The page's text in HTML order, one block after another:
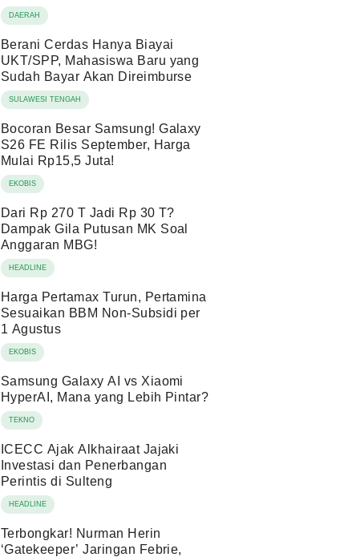
Bawah Umur
DAERAH
Berani Cerdas Hanya Biayai
UKT/SPP, Mahasiswa Baru yang
Sudah Bayar Akan Direimburse
SULAWESI TENGAH
Bocoran Besar Samsung! Galaxy
S26 FE Rilis September, Harga
Mulai Rp15,5 Juta!
EKOBIS
Dari Rp 270 T Jadi Rp 30 T?
Dampak Gila Putusan MK Soal
Anggaran MBG!
HEADLINE
Harga Pertamax Turun, Pertamina
Sesuaikan BBM Non-Subsidi per
1 Agustus
EKOBIS
Samsung Galaxy AI vs Xiaomi
HyperAI, Mana yang Lebih Pintar?
TEKNO
ICECC Ajak Alkhairaat Jajaki
Investasi dan Penerbangan
Perintis di Sulteng
HEADLINE
Terbongkar! Nurman Herin
‘Gatekeeper’ Jaringan Febrie,